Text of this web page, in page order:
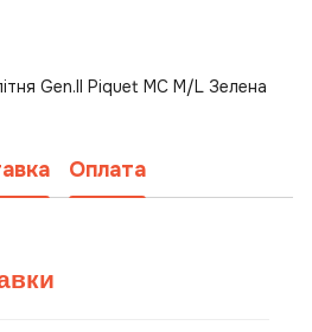
Gen.II Piquet MC M/L Зелена
Оплата